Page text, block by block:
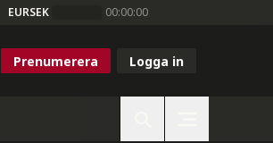
EURSEK 00:00:00
Prenumerera Logga in